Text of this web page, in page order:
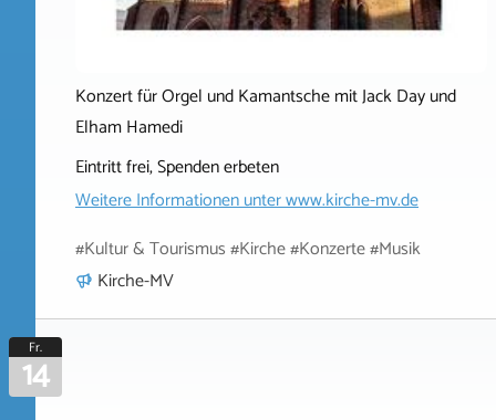
Konzert für Orgel und Kamantsche mit Jack Day und
Elham Hamedi
Eintritt frei, Spenden erbeten
Weitere Informationen unterwww.kirche-mv.de
#Kultur & Tourismus #Kirche #Konzerte #Musik
Kirche-MV
Fr.
14